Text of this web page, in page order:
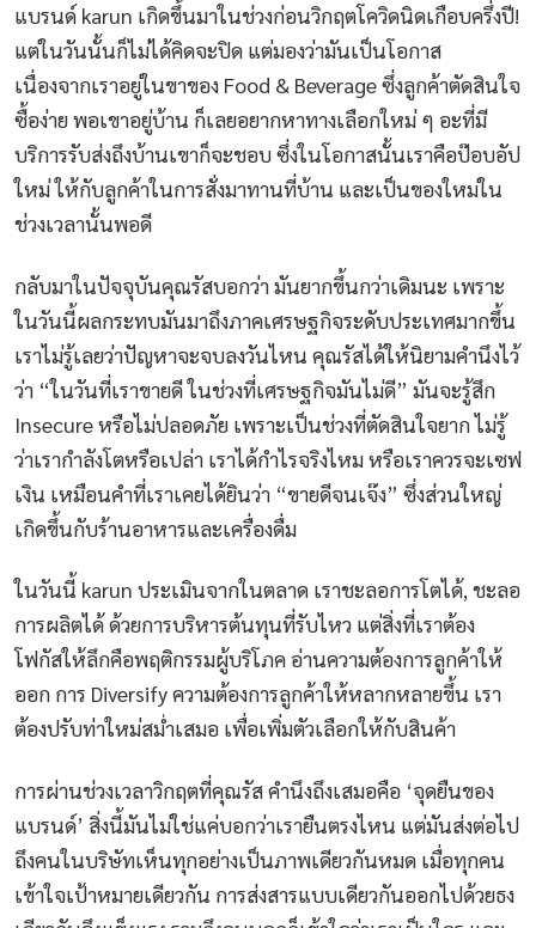
แบรนด์ karun เกิดขึ้นมาในช่วงก่อนวิกฤตโควิดนิดเกือบครึ่งปี!
แต่ในวันนั้นก็ไม่ได้คิดจะปิด แต่มองว่ามันเป็นโอกาส
เนื่องจากเราอยู่ในขาของ Food & Beverage ซึ่งลูกค้าตัดสินใจ
ซื้อง่าย พอเขาอยู่บ้าน ก็เลยอยากหาทางเลือกใหม่ ๆ อะที่มี
บริการรับส่งถึงบ้านเขาก็จะชอบ ซึ่งในโอกาสนั้นเราคือป๊อบอัป
ใหม่ ให้กับลูกค้าในการสั่งมาทานที่บ้าน และเป็นของใหม่ใน
ช่วงเวลานั้นพอดี
กลับมาในปัจจุบันคุณรัสบอกว่า มันยากขึ้นกว่าเดิมนะ เพราะ
ในวันนี้ผลกระทบมันมาถึงภาคเศรษฐกิจระดับประเทศมากขึ้น
เราไม่รู้เลยว่าปัญหาจะจบลงวันไหน คุณรัสได้ให้นิยามคำนึงไว้
ว่า “ในวันที่เราขายดี ในช่วงที่เศรษฐกิจมันไม่ดี” มันจะรู้สึก
Insecure หรือไม่ปลอดภัย เพราะเป็นช่วงที่ตัดสินใจยาก ไม่รู้
ว่าเรากำลังโตหรือเปล่า เราได้กำไรจริงไหม หรือเราควรจะเซฟ
เงิน เหมือนคำที่เราเคยได้ยินว่า “ขายดีจนเจ๊ง” ซึ่งส่วนใหญ่
เกิดขึ้นกับร้านอาหารและเครื่องดื่ม
ในวันนี้ karun ประเมินจากในตลาด เราชะลอการโตได้, ชะลอ
การผลิตได้ ด้วยการบริหารต้นทุนที่รับไหว แต่สิ่งที่เราต้อง
โฟกัสให้ลึกคือพฤติกรรมผู้บริโภค อ่านความต้องการลูกค้าให้
ออก การ Diversify ความต้องการลูกค้าให้หลากหลายขึ้น เรา
ต้องปรับท่าใหม่สม่ำเสมอ เพื่อเพิ่มตัวเลือกให้กับสินค้า
การผ่านช่วงเวลาวิกฤตที่คุณรัส คำนึงถึงเสมอคือ ‘จุดยืนของ
แบรนด์’ สิ่งนี้มันไม่ใช่แค่บอกว่าเรายืนตรงไหน แต่มันส่งต่อไป
ถึงคนในบริษัทเห็นทุกอย่างเป็นภาพเดียวกันหมด เมื่อทุกคน
เข้าใจเป้าหมายเดียวกัน การส่งสารแบบเดียวกันออกไปด้วยธง